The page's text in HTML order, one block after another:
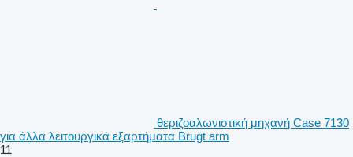
θεριζοαλωνιστική μηχανή Case 7130
για άλλα λειτουργικά εξαρτήματα Brugt arm
11